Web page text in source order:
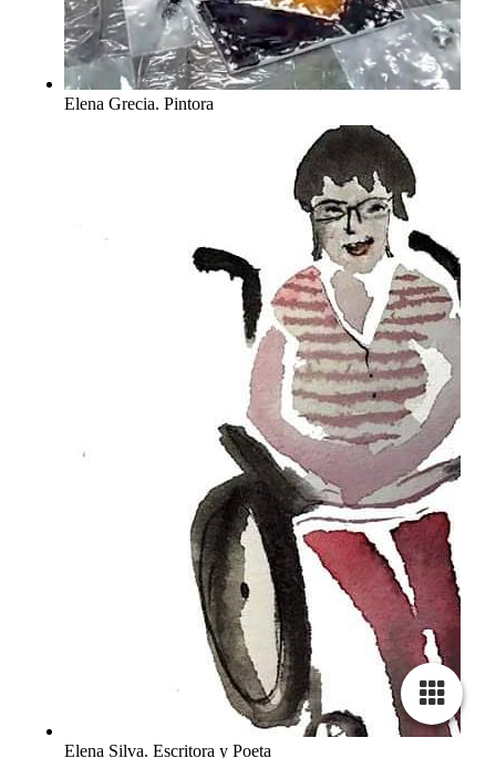
Elena Grecia. Pintora
Elena Silva. Escritora y Poeta